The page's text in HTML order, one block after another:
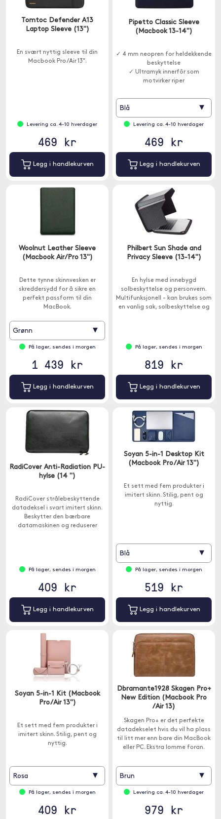
Tomtoc Defender A13
Laptop Sleeve (13")
En svært nyttig sleeve til din
Macbook Pro/Air 13".
Levering ca. 4-10 hverdager
469 kr
Legg i handlekurven
Pipetto Classic Sleeve
(Macbook 13-14")
✓ 4 mm neopren for heldekkende
beskyttelse
✓ Ultramyk innerfôr som
motvirker riper
Blå ▾
Levering ca. 4-10 hverdager
469 kr
Legg i handlekurven
Woolnut Leather Sleeve
(Macbook Air/Pro 13")
Dette tynne skinnvesken er
skreddersydd for å sikre en
perfekt passform til din
MacBook.
Grønn ▾
På lager, sendes i morgen
1 439 kr
Legg i handlekurven
Philbert Sun Shade and
Privacy Sleeve (13-14")
En hylse med innebygd
solbeskyttelse og personvern.
Multifunksjonell - kan brukes som
en vanlig sak, solbeskyttelse og
På lager, sendes i morgen
819 kr
Legg i handlekurven
RadiCover Anti-Radiation PU-
hylse (14 ")
RadiCover strålebeskyttende
datadeksel i svart imitert skinn.
Beskytter den bærbare
datamaskinen og reduserer
På lager, sendes i morgen
409 kr
Legg i handlekurven
Soyan 5-in-1 Desktop Kit
(Macbook Pro/Air 13")
Et sett med fem produkter i
imitert skinn. Stilig, pent og
nyttig.
Blå ▾
På lager, sendes i morgen
519 kr
Legg i handlekurven
Soyan 5-in-1 Kit (Macbook
Pro/Air 13")
Et sett med fem produkter i
imitert skinn. Stilig, pent og
nyttig.
Rosa ▾
På lager, sendes i morgen
409 kr
Dbramante1928 Skagen Pro+
New Edition (Macbook Pro
/Air 13)
Skagen Pro+ er det perfekte
datadekselet hvis du vil ha plass
til litt mer enn bare din MacBook
eller PC. Ekstra lomme foran.
Brun ▾
Levering ca. 4-10 hverdager
979 kr